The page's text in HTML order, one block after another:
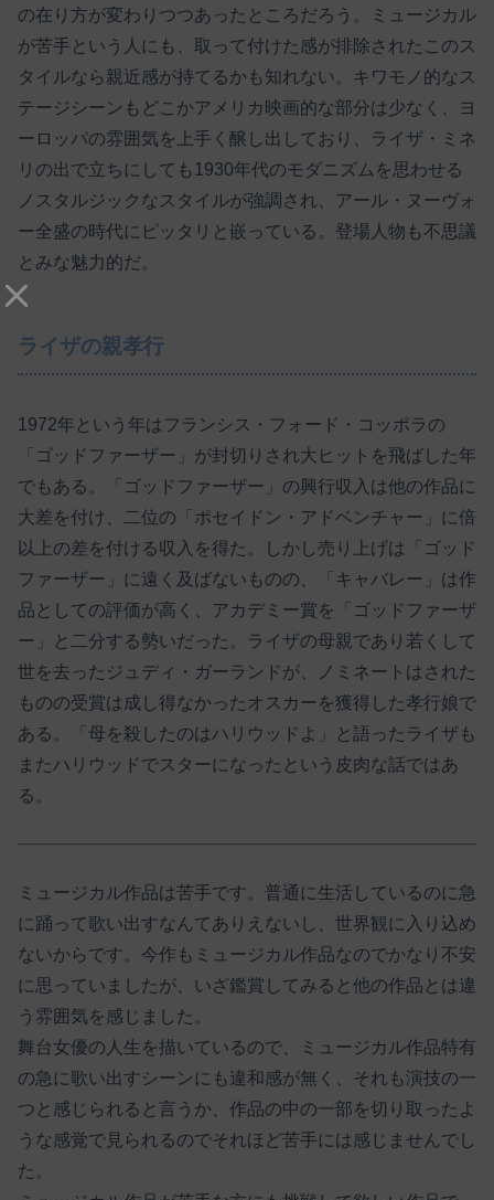
の在り方が変わりつつあったところだろう。ミュージカル
が苦手という人にも、取って付けた感が排除されたこのス
タイルなら親近感が持てるかも知れない。キワモノ的なス
テージシーンもどこかアメリカ映画的な部分は少なく、ヨ
ーロッパの雰囲気を上手く醸し出しており、ライザ・ミネ
リの出で立ちにしても1930年代のモダニズムを思わせる
ノスタルジックなスタイルが強調され、アール・ヌーヴォ
ー全盛の時代にピッタリと嵌っている。登場人物も不思議
とみな魅力的だ。
ライザの親孝行
1972年という年はフランシス・フォード・コッポラの
「ゴッドファーザー」が封切りされ大ヒットを飛ばした年
でもある。「ゴッドファーザー」の興行収入は他の作品に
大差を付け、二位の「ポセイドン・アドベンチャー」に倍
以上の差を付ける収入を得た。しかし売り上げは「ゴッド
ファーザー」に遠く及ばないものの、「キャバレー」は作
品としての評価が高く、アカデミー賞を「ゴッドファーザ
ー」と二分する勢いだった。ライザの母親であり若くして
世を去ったジュディ・ガーランドが、ノミネートはされた
ものの受賞は成し得なかったオスカーを獲得した孝行娘で
ある。「母を殺したのはハリウッドよ」と語ったライザも
またハリウッドでスターになったという皮肉な話ではあ
る。
ミュージカル作品は苦手です。普通に生活しているのに急
に踊って歌い出すなんてありえないし、世界観に入り込め
ないからです。今作もミュージカル作品なのでかなり不安
に思っていましたが、いざ鑑賞してみると他の作品とは違
う雰囲気を感じました。
舞台女優の人生を描いているので、ミュージカル作品特有
の急に歌い出すシーンにも違和感が無く、それも演技の一
つと感じられると言うか、作品の中の一部を切り取ったよ
うな感覚で見られるのでそれほど苦手には感じませんでし
た。